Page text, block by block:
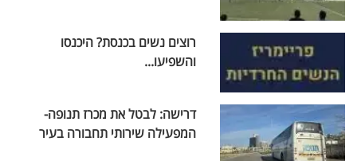
רוצים נשים בכנסת? היכנסו
והשפיעו...
דרישה: לבטל את מכרז תנופה-
המפעילה שירותי תחבורה בעיר